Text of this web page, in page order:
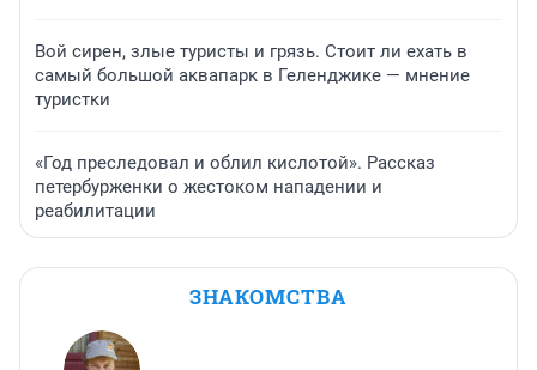
Вой сирен, злые туристы и грязь. Стоит ли ехать в
самый большой аквапарк в Геленджике — мнение
туристки
«Год преследовал и облил кислотой». Рассказ
петербурженки о жестоком нападении и
реабилитации
ЗНАКОМСТВА